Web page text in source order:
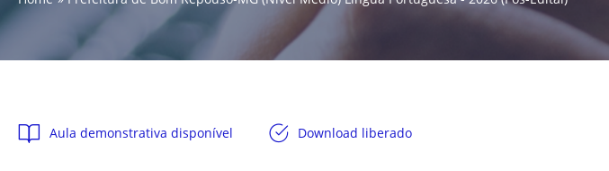
Aula demonstrativa disponível Download liberado